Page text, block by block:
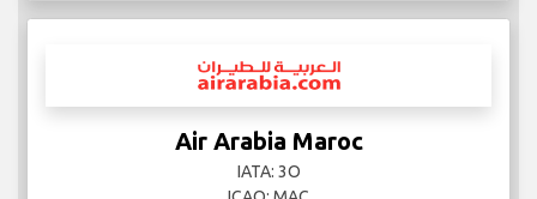
Air Arabia Maroc
IATA: 3O